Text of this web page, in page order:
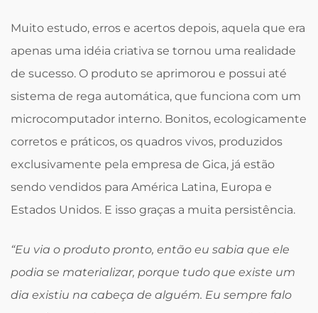
Muito estudo, erros e acertos depois, aquela que era
apenas uma idéia criativa se tornou uma realidade
de sucesso. O produto se aprimorou e possui até
sistema de rega automática, que funciona com um
microcomputador interno. Bonitos, ecologicamente
corretos e práticos, os quadros vivos, produzidos
exclusivamente pela empresa de Gica, já estão
sendo vendidos para América Latina, Europa e
Estados Unidos. E isso graças a muita persistência.
“Eu via o produto pronto, então eu sabia que ele
podia se materializar, porque tudo que existe um
dia existiu na cabeça de alguém. Eu sempre falo